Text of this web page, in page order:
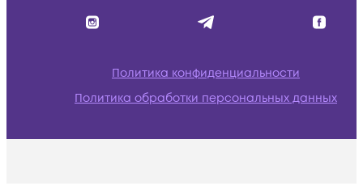
Политика конфиденциальности
Политика обработки персональных данных